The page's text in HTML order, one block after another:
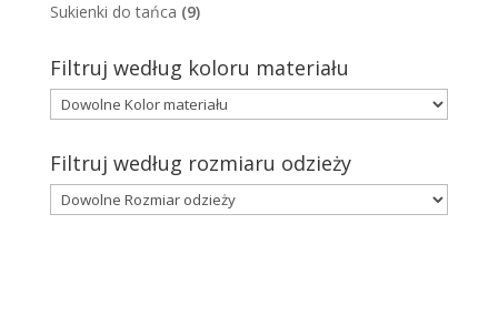
Sukienki do tańca (9)
Filtruj według koloru materiału
Filtruj według rozmiaru odzieży